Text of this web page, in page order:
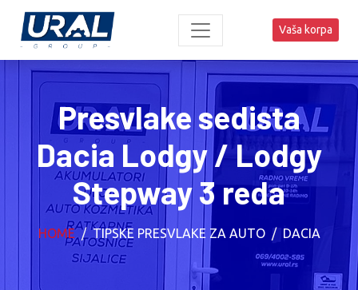
Vaša korpa
Presvlake sedista
Dacia Lodgy / Lodgy
Stepway 3 reda
HOME TIPSKE PRESVLAKE ZA AUTO DACIA